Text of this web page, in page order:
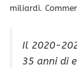
miliardi.
Il 2020-
35 anni di